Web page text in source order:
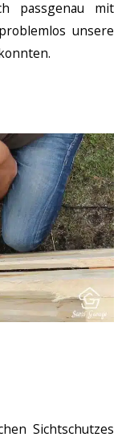
passgenau mit
unsere
Sichtschutzes